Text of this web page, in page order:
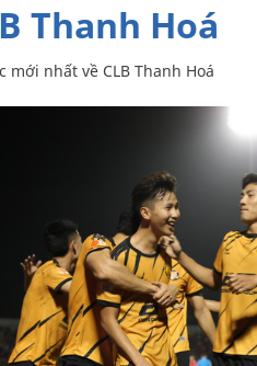
Thanh Hoá
mới nhất về CLB Thanh Hoá